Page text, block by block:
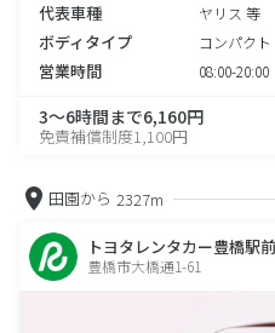
代表車種 ヤリス 等
ボディタイプ コンパクト
営業時間 08:00-20:00
3～6時間まで6,160円
免責補償制度1,100円
田園から 2327m
トヨタレンタカー豊橋駅前
豊橋市大橋通1-61